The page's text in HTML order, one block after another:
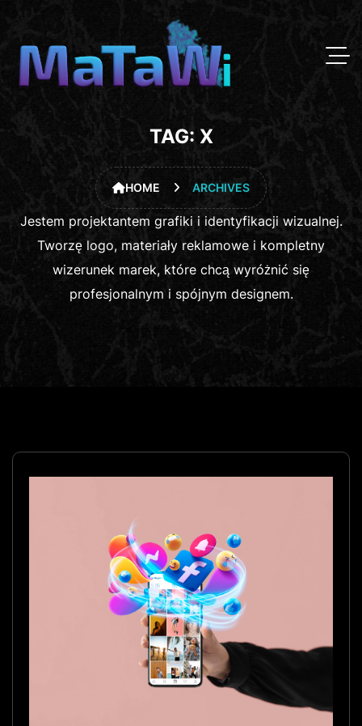
TAG: X
HOME ARCHIVES
Jestem projektantem grafiki i identyfikacji wizualnej.
Tworzę logo, materiały reklamowe i kompletny
wizerunek marek, które chcą wyróżnić się
profesjonalnym i spójnym designem.